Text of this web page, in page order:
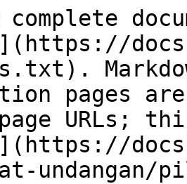
pages
URLs;